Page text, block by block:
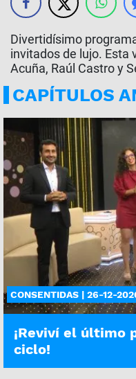
Divertidísimo
invitados de lujo. Esta
Acuña, Raúl Castro y
CAPÍTULOS
CONSENTIDAS | 26-12-
¡Reviví el último
ciclo!